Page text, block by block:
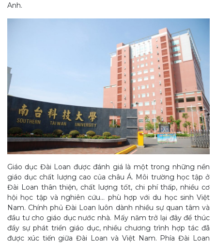
Anh.
Giáo dục Đài Loan được đánh giá là một trong những nền
giáo dục chất lượng cao của châu Á. Môi trường học tập ở
Đài Loan thân thiện, chất lượng tốt, chi phí thấp, nhiều cơ
hội học tập và nghiên cứu... phù hợp với du học sinh Việt
Nam. Chính phủ Đài Loan luôn dành nhiều sự quan tâm và
đầu tư cho giáo dục nước nhà. Mấy năm trở lại đây để thúc
đẩy sự phát triển giáo dục, nhiều chương trình hợp tác đã
được xúc tiến giữa Đài Loan và Việt Nam. Phía Đài Loan